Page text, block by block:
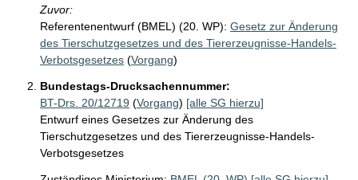
Zuvor:
Referentenentwurf (BMEL) (20. WP): Gesetz zur Änderung
des Tierschutzgesetzes und des Tiererzeugnisse-Handels-
Verbotsgesetzes (Vorgang)
Bundestags-Drucksachennummer:
BT-Drs. 20/12719 (Vorgang) [alle SG hierzu]
Entwurf eines Gesetzes zur Änderung des
Tierschutzgesetzes und des Tiererzeugnisse-Handels-
Verbotsgesetzes